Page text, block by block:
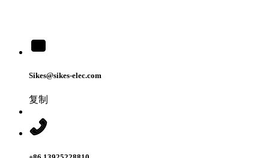
Sikes@sikes-elec.com
复制